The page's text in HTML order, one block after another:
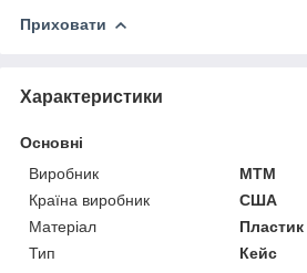
Приховати
Характеристики
Основні
Виробник
MTM
Країна виробник
США
Матеріал
Пластик
Тип
Кейс